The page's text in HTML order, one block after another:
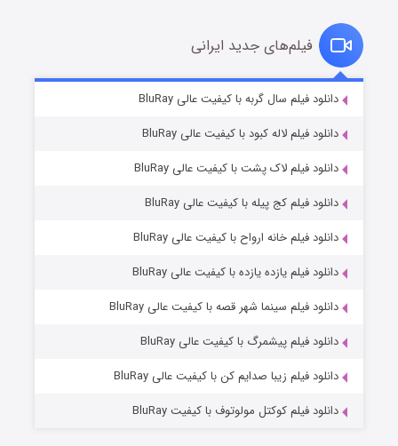
قسمت۷ (زیرنویس) منتشر شد
فیلم‌های جدید ایرانی
دانلود فیلم سال گربه با کیفیت عالی BluRay
دانلود فیلم لاله کبود با کیفیت عالی BluRay
دانلود فیلم لاک پشت با کیفیت عالی BluRay
دانلود فیلم کج‌ پیله با کیفیت عالی BluRay
دانلود فیلم خانه ارواح با کیفیت عالی BluRay
دانلود فیلم یازده یازده با کیفیت عالی BluRay
دانلود فیلم سینما شهر قصه با کیفیت عالی BluRay
دانلود فیلم پیشمرگ با کیفیت عالی BluRay
دانلود فیلم زیبا صدایم کن با کیفیت عالی BluRay
دانلود فیلم کوکتل مولوتوف با کیفیت BluRay